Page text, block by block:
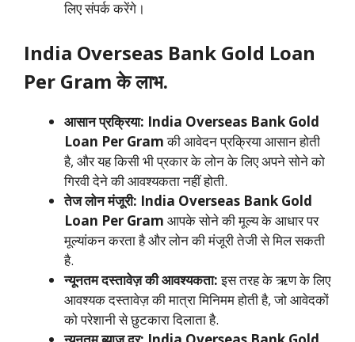
लिए संपर्क करेंगे।
India Overseas Bank Gold Loan
Per Gramके लाभ.
आसान प्रक्रिया: India Overseas Bank Gold
Loan Per Gramकी आवेदन प्रक्रिया आसान होती
है, और यह किसी भी प्रकार के लोन के लिए अपने सोने को
गिरवी देने की आवश्यकता नहीं होती.
तेज लोन मंजूरी: India Overseas Bank Gold
Loan Per Gram आपके सोने की मूल्य के आधार पर
मूल्यांकन करता है और लोन की मंजूरी तेजी से मिल सकती
है.
न्यूनतम दस्तावेज़ की आवश्यकता:इस तरह के ऋण के लिए
आवश्यक दस्तावेज़ की मात्रा मिनिमम होती है, जो आवेदकों
को परेशानी से छुटकारा दिलाता है.